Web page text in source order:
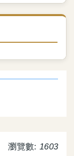
瀏覽數: 1603